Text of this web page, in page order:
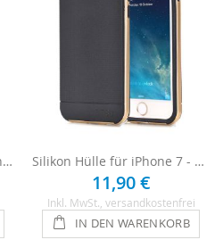
Handyhülle für Apple iPhone 7 Case - Schwarz Silikon Hülle für iPhone 7 - Schwarz / Gold
11,90 €
Inkl. MwSt. , versandkostenfrei
IN DEN WARENKORB